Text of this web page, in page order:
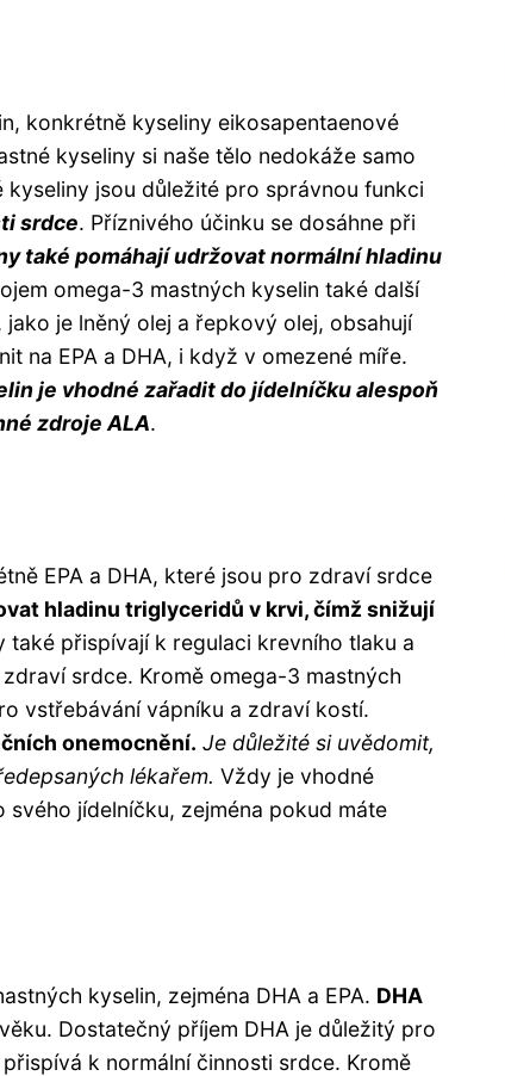
konkrétně kyseliny eikosapentaenové
kyseliny si naše tělo nedokáže samo
jsou důležité pro správnou funkci
srdce. Příznivého účinku se dosáhne při
také pomáhají udržovat normální hladinu
omega-3 mastných kyselin také další
je lněný olej a řepkový olej, obsahují
na EPA a DHA, i když v omezené míře.
je vhodné zařadit do jídelníčku alespoň
zdroje ALA.
EPA a DHA, které jsou pro zdraví srdce
hladinu triglyceridů v krvi, čímž snižují
také přispívají k regulaci krevního tlaku a
srdce. Kromě omega-3 mastných
vstřebávání vápníku a zdraví kostí.
onemocnění. Je důležité si uvědomit,
lékařem. Vždy je vhodné
jídelníčku, zejména pokud máte
kyselin, zejména DHA a EPA. DHA
Dostatečný příjem DHA je důležitý pro
k normální činnosti srdce. Kromě